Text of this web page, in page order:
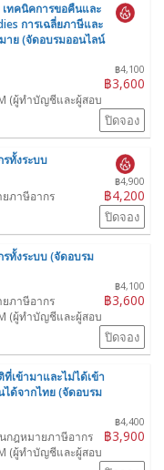
ทคนิคการขอคืนและ
การเฉลี่ยภาษีและ
ย (จัดอบรมออนไลน์
฿4,100
฿3,600
(ผู้ทำบัญชีและผู้สอบ
ปิดจอง
ทั้งระบบ
฿4,900
฿4,200
ภาษีอากร
ปิดจอง
ทั้งระบบ (จัดอบรม
฿4,100
฿3,600
ภาษีอากร
(ผู้ทำบัญชีและผู้สอบ
ปิดจอง
เข้ามาและไม่ได้เข้า
ได้จากไทย (จัดอบรม
฿4,400
฿3,900
กฎหมายภาษีอากร
(ผู้ทำบัญชีและผู้สอบ